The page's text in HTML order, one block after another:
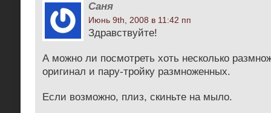
Саня
Июнь 9th, 2008 в 11:42 пп
Здравствуйте!
А можно ли посмотреть хоть несколько
оригинал и пару-тройку размноженных.
Если возможно, плиз, скиньте на мыло.